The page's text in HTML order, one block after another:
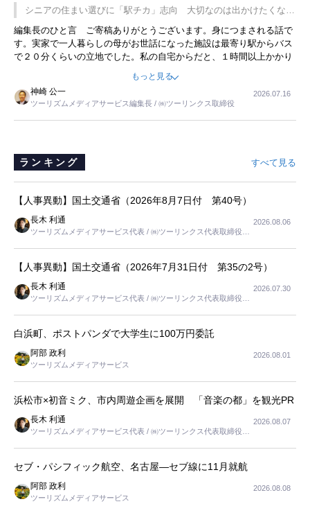
です。永井社長は、駐車場に都内ナンバーの高級外車が停まっている
ことに目をつけ、高級商品でも売れると確信したそうです。今回の記
事を懐かしく読みました。
シニアの住まい選びに「駅チカ」志向 大切なのは出かけたくなる
暮らし
編集長のひと言 ご寄稿ありがとうございます。身につまされる話で
す。実家で一人暮らしの母がお世話になった施設は最寄り駅からバス
で２０分くらいの立地でした。私の自宅からだと、１時間以上かかり
ました。母の住まいから近いという理由で、その施設を選択したので
すが、私と妹にとっては、半日仕事ででした。シニアの住まい選び
は、当人だけではなく、世話をする家族の足の便も考えない外池ない
と思いました。
もっと見る
神崎 公一
ツーリズムメディアサービス編集長 / ㈱ツーリンクス取締役
2026.07.16
ランキング すべて見る
【人事異動】国土交通省（2026年8月7日付 第40号）
長木 利通
ツーリズムメディアサービス代表 / ㈱ツーリンクス代表取締役社
2026.08.06
【人事異動】国土交通省（2026年7月31日付 第35の2号）
長木 利通
ツーリズムメディアサービス代表 / ㈱ツーリンクス代表取締役社
2026.07.30
白浜町、ポストパンダで大学生に100万円委託
阿部 政利
ツーリズムメディアサービス
2026.08.01
浜松市×初音ミク、市内周遊企画を展開 「音楽の都」を観光PR
長木 利通
ツーリズムメディアサービス代表 / ㈱ツーリンクス代表取締役社
2026.08.07
セブ・パシフィック航空、名古屋―セブ線に11月就航
阿部 政利
ツーリズムメディアサービス
2026.08.08